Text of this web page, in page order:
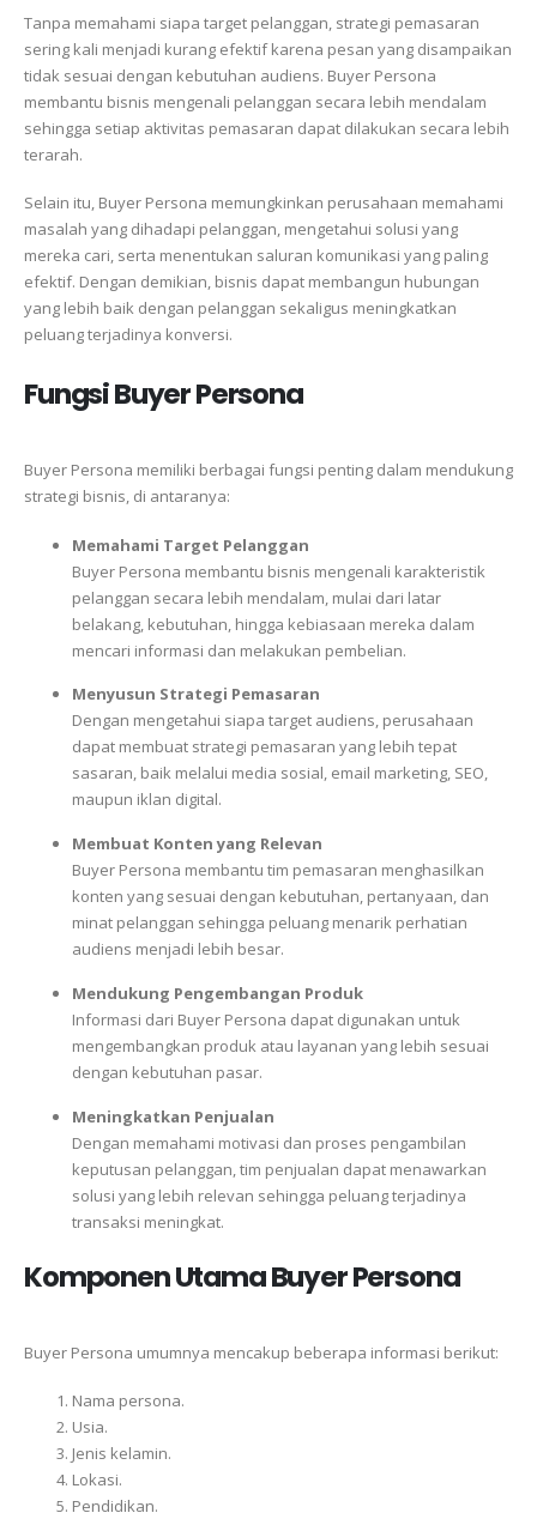
Tanpa memahami siapa target pelanggan, strategi pemasaran
sering kali menjadi kurang efektif karena pesan yang disampaikan
tidak sesuai dengan kebutuhan audiens. Buyer Persona
membantu bisnis mengenali pelanggan secara lebih mendalam
sehingga setiap aktivitas pemasaran dapat dilakukan secara lebih
terarah.
Selain itu, Buyer Persona memungkinkan perusahaan memahami
masalah yang dihadapi pelanggan, mengetahui solusi yang
mereka cari, serta menentukan saluran komunikasi yang paling
efektif. Dengan demikian, bisnis dapat membangun hubungan
yang lebih baik dengan pelanggan sekaligus meningkatkan
peluang terjadinya konversi.
Fungsi Buyer Persona
Buyer Persona memiliki berbagai fungsi penting dalam mendukung
strategi bisnis, di antaranya:
Memahami Target Pelanggan
Buyer Persona membantu bisnis mengenali karakteristik
pelanggan secara lebih mendalam, mulai dari latar
belakang, kebutuhan, hingga kebiasaan mereka dalam
mencari informasi dan melakukan pembelian.
Menyusun Strategi Pemasaran
Dengan mengetahui siapa target audiens, perusahaan
dapat membuat strategi pemasaran yang lebih tepat
sasaran, baik melalui media sosial, email marketing, SEO,
maupun iklan digital.
Membuat Konten yang Relevan
Buyer Persona membantu tim pemasaran menghasilkan
konten yang sesuai dengan kebutuhan, pertanyaan, dan
minat pelanggan sehingga peluang menarik perhatian
audiens menjadi lebih besar.
Mendukung Pengembangan Produk
Informasi dari Buyer Persona dapat digunakan untuk
mengembangkan produk atau layanan yang lebih sesuai
dengan kebutuhan pasar.
Meningkatkan Penjualan
Dengan memahami motivasi dan proses pengambilan
keputusan pelanggan, tim penjualan dapat menawarkan
solusi yang lebih relevan sehingga peluang terjadinya
transaksi meningkat.
Komponen Utama Buyer Persona
Buyer Persona umumnya mencakup beberapa informasi berikut:
Nama persona.
Usia.
Jenis kelamin.
Lokasi.
Pendidikan.